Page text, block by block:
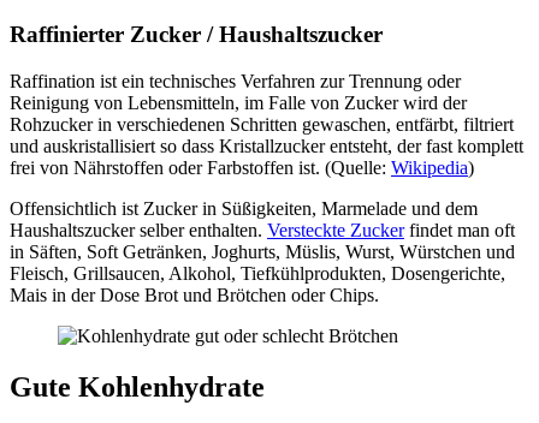
Raffinierter Zucker / Haushaltszucker
Raffination ist ein technisches Verfahren zur Trennung oder
Reinigung von Lebensmitteln, im Falle von Zucker wird der
Rohzucker in verschiedenen Schritten gewaschen, entfärbt, filtriert
und auskristallisiert so dass Kristallzucker entsteht, der fast komplett
frei von Nährstoffen oder Farbstoffen ist. (Quelle: Wikipedia)
Offensichtlich ist Zucker in Süßigkeiten, Marmelade und dem
Haushaltszucker selber enthalten. Versteckte Zuckerfindet man oft
in Säften, Soft Getränken, Joghurts, Müslis, Wurst, Würstchen und
Fleisch, Grillsaucen, Alkohol, Tiefkühlprodukten, Dosengerichte,
Mais in der Dose Brot und Brötchen oder Chips.
Gute Kohlenhydrate